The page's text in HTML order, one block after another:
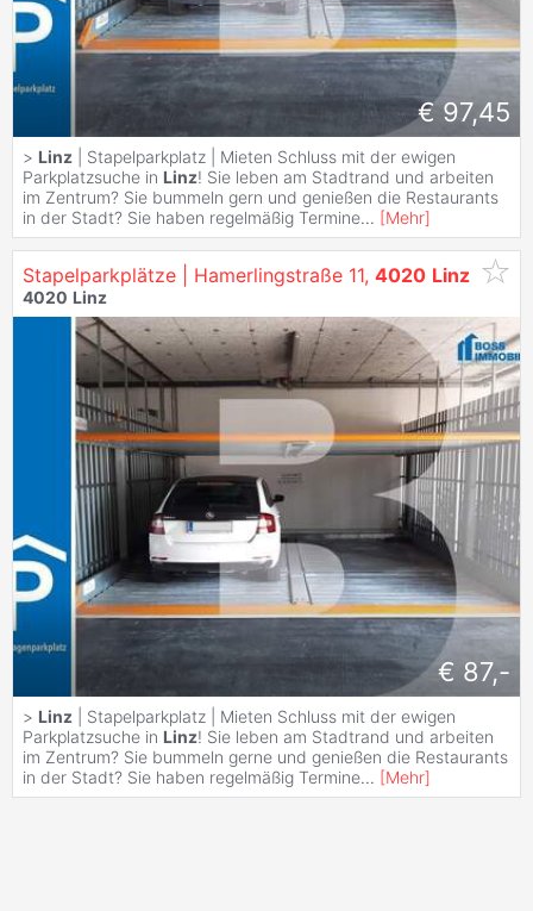
€ 97,45
> Linz | Stapelparkplatz | Mieten Schluss mit der ewigen
Parkplatzsuche in Linz! Sie leben am Stadtrand und arbeiten
im Zentrum? Sie bummeln gern und genießen die Restaurants
in der Stadt? Sie haben regelmäßig Termine... [Mehr]
Stapelparkplätze | Hamerlingstraße 11, 4020 Linz
4020 Linz
€ 87,-
> Linz | Stapelparkplatz | Mieten Schluss mit der ewigen
Parkplatzsuche in Linz! Sie leben am Stadtrand und arbeiten
im Zentrum? Sie bummeln gerne und genießen die Restaurants
in der Stadt? Sie haben regelmäßig Termine... [Mehr]